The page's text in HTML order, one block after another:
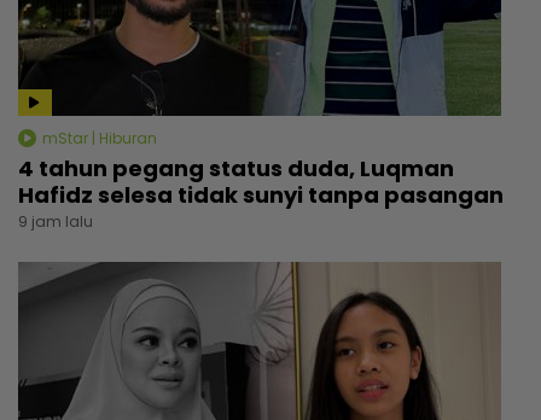
mStar | Hiburan
4 tahun pegang status duda, Luqman
Hafidz selesa tidak sunyi tanpa pasangan
9 jam lalu